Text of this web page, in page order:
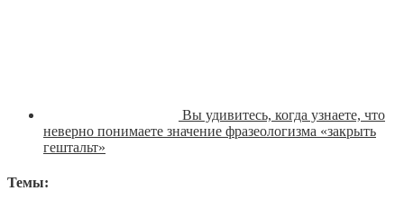
Вы удивитесь, когда узнаете, что
неверно понимаете значение фразеологизма «закрыть
гештальт»
Темы: